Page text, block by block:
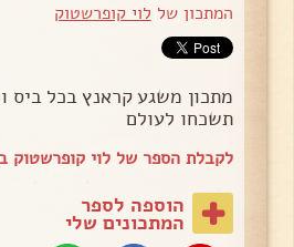
המתכון של לוי קופרשטוק
מתכון משגע קראנץ בכל ביס
תשכחו לעולם
לקבלת הספר של לוי קופרשטוק
הוספה לספר
המתכונים שלי